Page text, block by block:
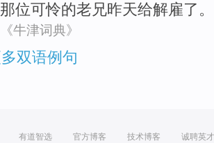
那位可怜的老兄昨天给解雇了 。
《牛津词典》
双语例句
有道智选 官方博客 技术博客 诚聘英才